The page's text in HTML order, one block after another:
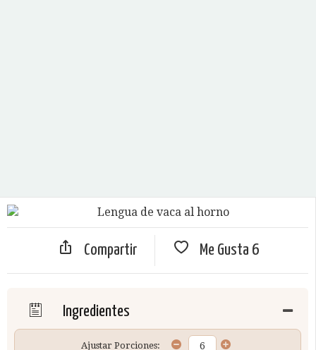
Compartir Me Gusta 6
Ingredientes
Ajustar Porciones: